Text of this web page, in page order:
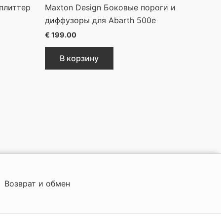
Maxton Design Боковые пороги и
диффузоры для Abarth 500e
€ 199.00
В корзину
Возврат и обмен